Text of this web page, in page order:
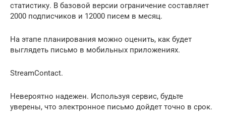
статистику. В базовой версии ограничение составляет
2000 подписчиков и 12000 писем в месяц.
На этапе планирования можно оценить, как будет
выглядеть письмо в мобильных приложениях.
StreamContact.
Невероятно надежен. Используя сервис, будьте
уверены, что электронное письмо дойдет точно в срок.